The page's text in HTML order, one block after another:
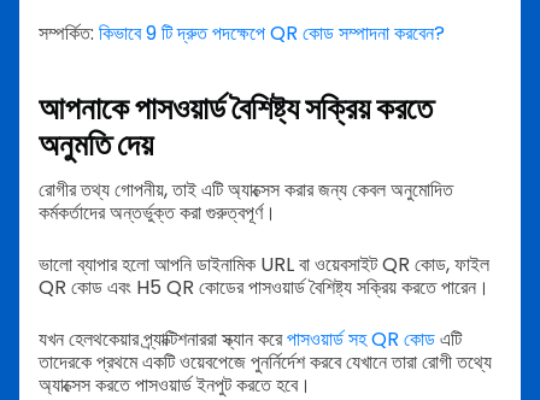
সম্পর্কিত: কিভাবে 9 টি দ্রুত পদক্ষেপে QR কোড সম্পাদনা করবেন?
আপনাকে পাসওয়ার্ড বৈশিষ্ট্য সক্রিয় করতে
অনুমতি দেয়
রোগীর তথ্য গোপনীয়, তাই এটি অ্যাক্সেস করার জন্য কেবল অনুমোদিত
কর্মকর্তাদের অন্তর্ভুক্ত করা গুরুত্বপূর্ণ।
ভালো ব্যাপার হলো আপনি ডাইনামিক URL বা ওয়েবসাইট QR কোড, ফাইল
QR কোড এবং H5 QR কোডের পাসওয়ার্ড বৈশিষ্ট্য সক্রিয় করতে পারেন।
যখন হেলথকেয়ার প্র্যাক্টিশনাররা স্ক্যান করেপাসওয়ার্ড সহ QR কোডএটি
তাদেরকে প্রথমে একটি ওয়েবপেজে পুনর্নির্দেশ করবে যেখানে তারা রোগী তথ্যে
অ্যাক্সেস করতে পাসওয়ার্ড ইনপুট করতে হবে।